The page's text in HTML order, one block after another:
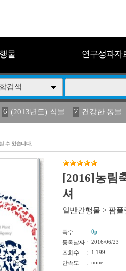
물 연구성과자
검색
6 (2013년도) 식물 7 건강한 동물
역 15 媛 異 16 관리 17 연보
[2016]농림
셔
일반간행물 > 팜플
쪽수 :
0p
등록날짜 :
2016/06/23
조회수
:
1,199
만족도
: none